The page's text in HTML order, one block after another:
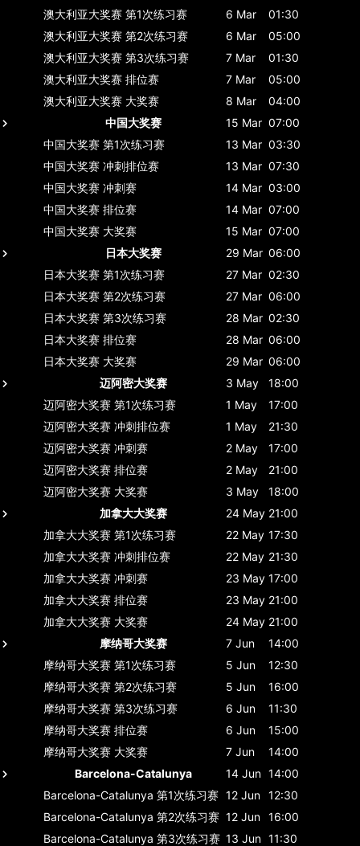
澳大利亚大奖赛 第1次练习赛 6 Mar
01:30
澳大利亚大奖赛 第2次练习赛 6 Mar
05:00
澳大利亚大奖赛 第3次练习赛 7 Mar
01:30
澳大利亚大奖赛 排位赛 7 Mar
05:00
澳大利亚大奖赛 大奖赛 8 Mar
04:00
中国大奖赛
15 Mar 07:00
中国大奖赛 第1次练习赛 13 Mar 03:30
中国大奖赛 冲刺排位赛 13 Mar 07:30
中国大奖赛 冲刺赛 14 Mar 03:00
中国大奖赛 排位赛 14 Mar 07:00
中国大奖赛 大奖赛 15 Mar 07:00
日本大奖赛
29 Mar 06:00
日本大奖赛 第1次练习赛 27 Mar 02:30
日本大奖赛 第2次练习赛 27 Mar 06:00
日本大奖赛 第3次练习赛 28 Mar 02:30
日本大奖赛 排位赛 28 Mar 06:00
日本大奖赛 大奖赛 29 Mar 06:00
迈阿密大奖赛
3 May
18:00
迈阿密大奖赛 第1次练习赛 1 May
17:00
迈阿密大奖赛 冲刺排位赛 1 May
21:30
迈阿密大奖赛 冲刺赛 2 May
17:00
迈阿密大奖赛 排位赛 2 May
21:00
迈阿密大奖赛 大奖赛 3 May
18:00
加拿大大奖赛
24 May 21:00
加拿大大奖赛 第1次练习赛 22 May 17:30
加拿大大奖赛 冲刺排位赛 22 May 21:30
加拿大大奖赛 冲刺赛 23 May 17:00
加拿大大奖赛 排位赛 23 May 21:00
加拿大大奖赛 大奖赛 24 May 21:00
摩纳哥大奖赛
7 Jun
14:00
摩纳哥大奖赛 第1次练习赛 5 Jun
12:30
摩纳哥大奖赛 第2次练习赛 5 Jun
16:00
摩纳哥大奖赛 第3次练习赛 6 Jun
11:30
摩纳哥大奖赛 排位赛 6 Jun
15:00
摩纳哥大奖赛 大奖赛 7 Jun
14:00
Barcelona-Catalunya
14 Jun 14:00
Barcelona-Catalunya 第1次练习赛 12 Jun 12:30
Barcelona-Catalunya 第2次练习赛 12 Jun 16:00
Barcelona-Catalunya 第3次练习赛 13 Jun 11:30